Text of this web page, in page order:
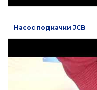
Насос подкачки JCB